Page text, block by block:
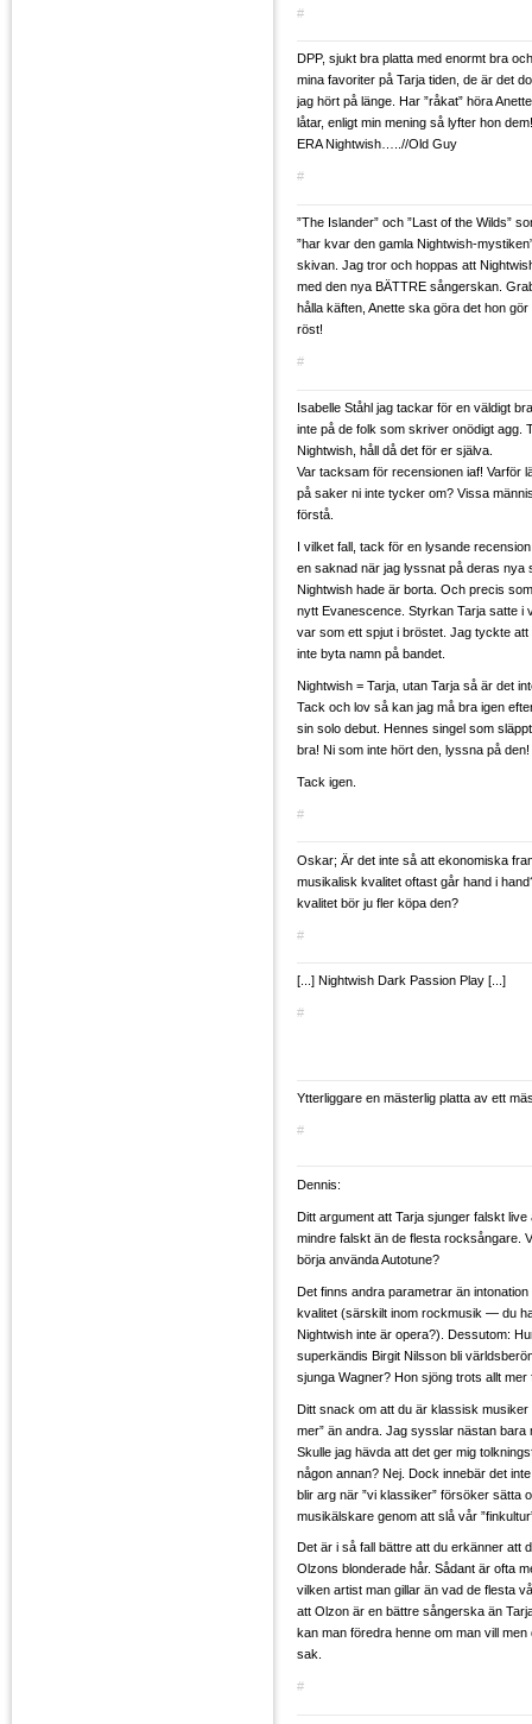
#
DPP, sjukt bra platta med enormt bra
mina favoriter på Tarja tiden, de är det
jag hört på länge. Har ”råkat” höra
låtar, enligt min mening så lyfter hon
ERA Nightwish…..//Old Guy
#
”The Islander” och ”Last of the Wilds”
”har kvar den gamla Nightwish-
skivan. Jag tror och hoppas att
med den nya BÄTTRE sångerskan.
hålla käften, Anette ska göra det hon
röst!
#
Isabelle Ståhl jag tackar för en väldigt
inte på de folk som skriver onödigt agg.
Nightwish, håll då det för er själva.
Var tacksam för recensionen iaf! Varför
på saker ni inte tycker om? Vissa
förstå.
I vilket fall, tack för en lysande
en saknad när jag lyssnat på deras nya
Nightwish hade är borta. Och precis
nytt Evanescence. Styrkan Tarja satte i
var som ett spjut i bröstet. Jag tyckte att
inte byta namn på bandet.
Nightwish = Tarja, utan Tarja så är det
Tack och lov så kan jag må bra igen
sin solo debut. Hennes singel som
bra! Ni som inte hört den, lyssna på den!
Tack igen.
#
Oskar; Är det inte så att ekonomiska
musikalisk kvalitet oftast går hand i
kvalitet bör ju fler köpa den?
#
[...] Nightwish Dark Passion Play [...]
#
Ytterliggare en mästerlig platta av ett
#
Dennis:
Ditt argument att Tarja sjunger falskt
mindre falskt än de flesta rocksångare.
börja använda Autotune?
Det finns andra parametrar än
kvalitet (särskilt inom rockmusik — du
Nightwish inte är opera?). Dessutom:
superkändis Birgit Nilsson bli
sjunga Wagner? Hon sjöng trots allt mer
Ditt snack om att du är klassisk musiker
mer” än andra. Jag sysslar nästan bara
Skulle jag hävda att det ger mig
någon annan? Nej. Dock innebär det
blir arg när ”vi klassiker” försöker sätta
musikälskare genom att slå vår
Det är i så fall bättre att du erkänner att
Olzons blonderade hår. Sådant är ofta
vilken artist man gillar än vad de flesta
att Olzon är en bättre sångerska än
kan man föredra henne om man vill men
sak.
#